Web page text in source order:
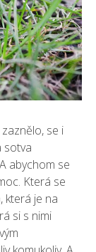
se i
sotva
abychom se
Která se
která je na
si s nimi